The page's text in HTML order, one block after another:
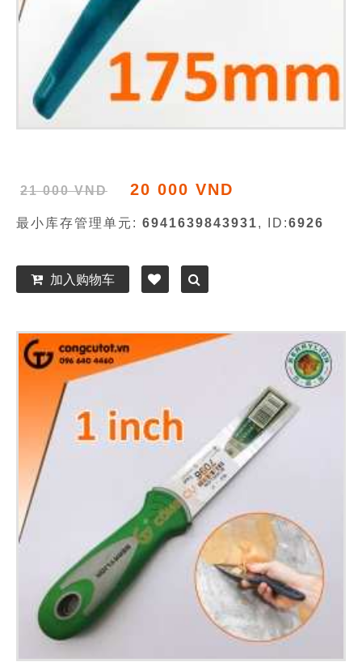
21 000 VND 20 000 VND
最小库存管理单元: 6941639843931, ID:6926
加入购物车